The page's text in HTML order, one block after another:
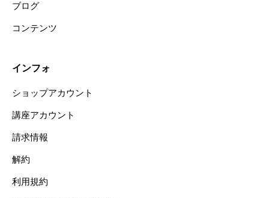
ブログ
コンテンツ
インフォ
ショップアカウント
講座アカウント
請求情報
解約
利用規約